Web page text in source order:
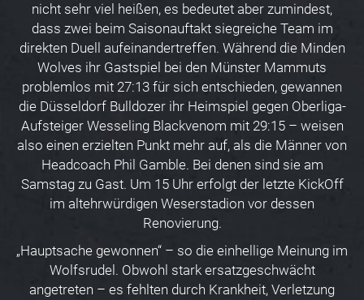
nicht sehr viel heißen, es bedeutet aber zumindest,
dass zwei beim Saisonauftakt siegreiche Team im
direkten Duell aufeinandertreffen. Während die Minden
Wolves ihr Gastspiel bei den Münster Mammuts
problemlos mit 27:13 für sich entschieden, gewannen
die Düsseldorf Bulldozer ihr Heimspiel gegen Oberliga-
Aufsteiger Wesseling Blackvenom mit 29:15 – weisen
also einen erzielten Punkt mehr auf, als die Männer von
Headcoach Phil Gamble. Bei denen sind sie am
Samstag zu Gast. Um 15 Uhr erfolgt der letzte KickOff
im altehrwürdigen Weserstadion vor dessen
Renovierung.
„Hauptsache gewonnen“ – so die einhellige Meinung im
Wolfsrudel. Obwohl stark ersatzgeschwächt
angetreten – es fehlten durch Krankheit, Verletzung